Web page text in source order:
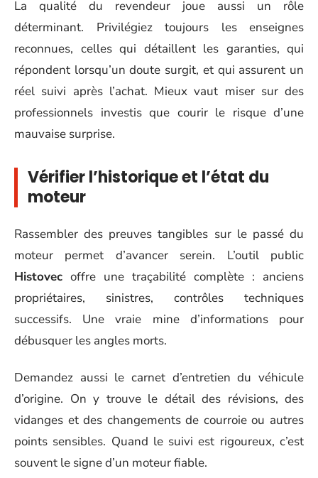
La qualité du revendeur joue aussi un rôle
déterminant. Privilégiez toujours les enseignes
reconnues, celles qui détaillent les garanties, qui
répondent lorsqu’un doute surgit, et qui assurent un
réel suivi après l’achat. Mieux vaut miser sur des
professionnels investis que courir le risque d’une
mauvaise surprise.
Vérifier l’historique et l’état du
moteur
Rassembler des preuves tangibles sur le passé du
moteur permet d’avancer serein. L’outil public
Histovec offre une traçabilité complète : anciens
propriétaires, sinistres, contrôles techniques
successifs. Une vraie mine d’informations pour
débusquer les angles morts.
Demandez aussi le carnet d’entretien du véhicule
d’origine. On y trouve le détail des révisions, des
vidanges et des changements de courroie ou autres
points sensibles. Quand le suivi est rigoureux, c’est
souvent le signe d’un moteur fiable.